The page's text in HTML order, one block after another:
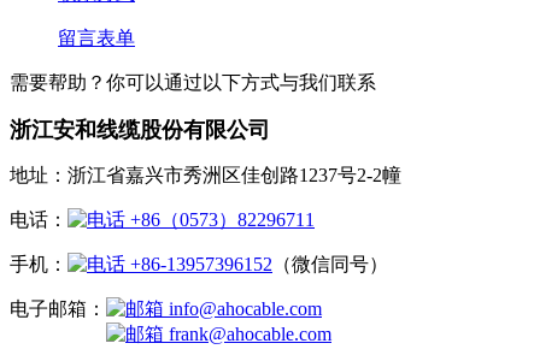
留言表单
需要帮助？你可以通过以下方式与我们联系
浙江安和线缆股份有限公司
地址：浙江省嘉兴市秀洲区佳创路1237号2-2幢
电话： +86（0573）82296711
手机： +86-13957396152 （微信同号）
电子邮箱：
info@ahocable.com
frank@ahocable.com